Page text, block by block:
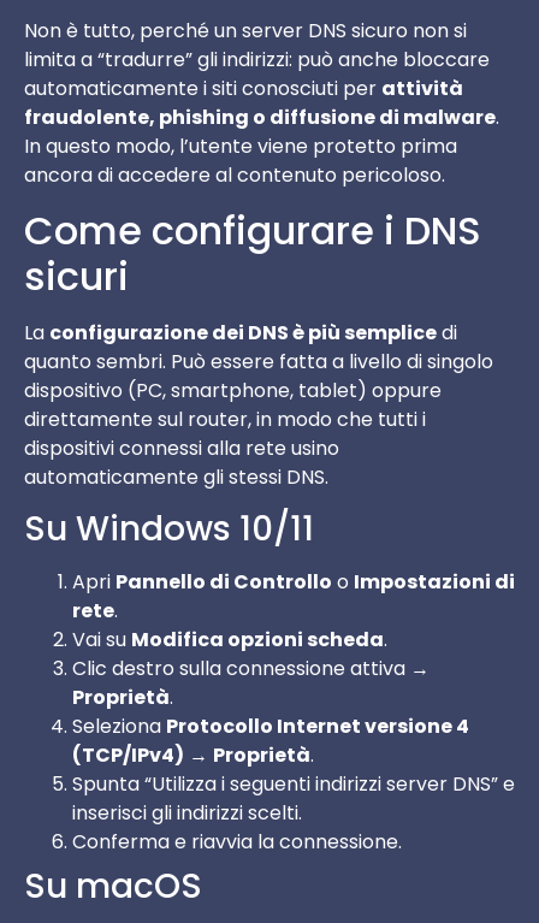
Non è tutto, perché un server DNS sicuro non si
limita a “tradurre” gli indirizzi: può anche bloccare
automaticamente i siti conosciuti per attività
fraudolente, phishing o diffusione di malware.
In questo modo, l’utente viene protetto prima
ancora di accedere al contenuto pericoloso.
Come configurare i DNS
sicuri
La configurazione dei DNS è più semplicedi
quanto sembri. Può essere fatta a livello di singolo
dispositivo (PC, smartphone, tablet) oppure
direttamente sul router, in modo che tutti i
dispositivi connessi alla rete usino
automaticamente gli stessi DNS.
Su Windows 10/11
Apri Pannello di Controllo o Impostazioni di
rete.
Vai su Modifica opzioni scheda.
Clic destro sulla connessione attiva →
Proprietà.
Seleziona Protocollo Internet versione 4
(TCP/IPv4) → Proprietà.
Spunta “Utilizza i seguenti indirizzi server DNS” e
inserisci gli indirizzi scelti.
Conferma e riavvia la connessione.
Su macOS